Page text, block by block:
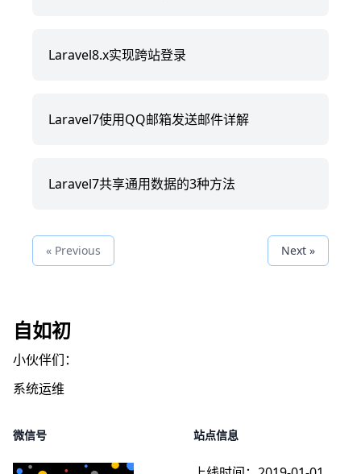
Laravel8.x实现跨站登录
Laravel7使用QQ邮箱发送邮件详解
Laravel7共享通用数据的3种方法
« Previous Next »
自如初
小伙伴们：
系统运维
微信号 站点信息